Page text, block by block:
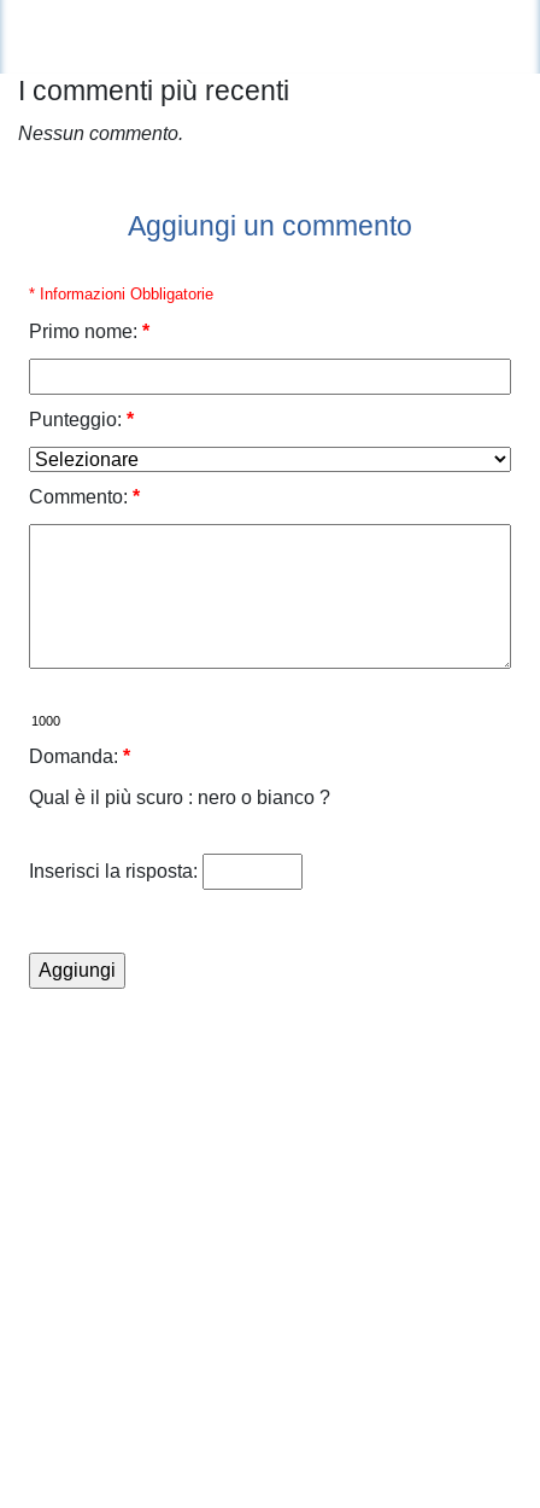
I commenti più recenti
Nessun commento.
Aggiungi un commento
* Informazioni Obbligatorie
Primo nome: *
Punteggio: *
Commento: *
Domanda: *
Qual è il più scuro : nero o bianco ?
Inserisci la risposta: